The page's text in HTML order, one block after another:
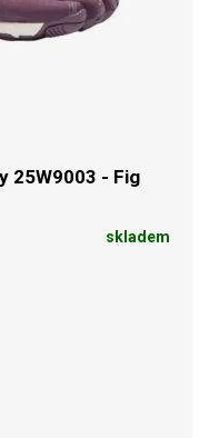
25W9003 - Fig
skladem